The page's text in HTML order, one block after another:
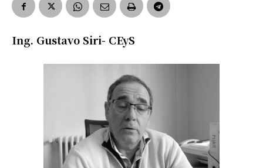
Ing. Gustavo Siri- CEyS